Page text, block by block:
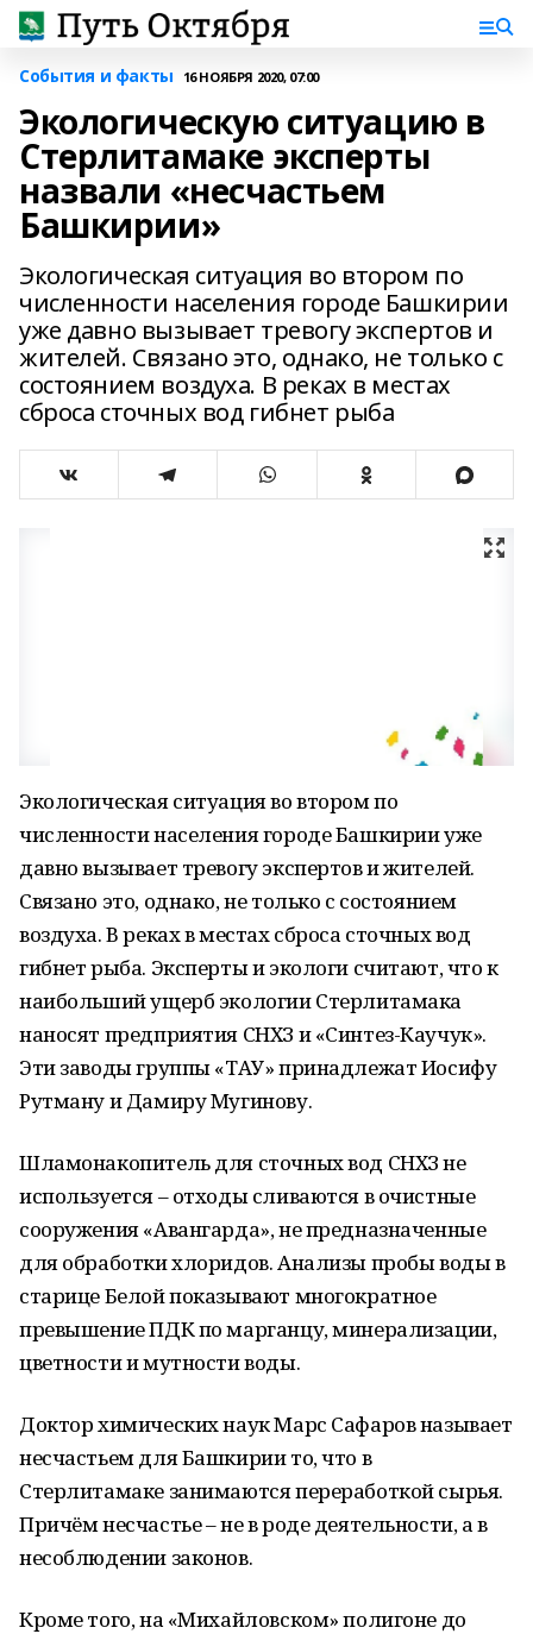
События и факты 16 НОЯБРЯ 2020, 07:00
Экологическую ситуацию в
Стерлитамаке эксперты
назвали «несчастьем
Башкирии»
Экологическая ситуация во втором по
численности населения городе Башкирии
уже давно вызывает тревогу экспертов и
жителей. Связано это, однако, не только с
состоянием воздуха. В реках в местах
сброса сточных вод гибнет рыба
Экологическая ситуация во втором по
численности населения городе Башкирии уже
давно вызывает тревогу экспертов и жителей.
Связано это, однако, не только с состоянием
воздуха. В реках в местах сброса сточных вод
гибнет рыба. Эксперты и экологи считают, что к
наибольший ущерб экологии Стерлитамака
наносят предприятия СНХЗ и «Синтез-Каучук».
Эти заводы группы «ТАУ» принадлежат Иосифу
Рутману и Дамиру Мугинову.
Шламонакопитель для сточных вод СНХЗ не
используется – отходы сливаются в очистные
сооружения «Авангарда», не предназначенные
для обработки хлоридов. Анализы пробы воды в
старице Белой показывают многократное
превышение ПДК по марганцу, минерализации,
цветности и мутности воды.
Доктор химических наук Марс Сафаров называет
несчастьем для Башкирии то, что в
Стерлитамаке занимаются переработкой сырья.
Причём несчастье – не в роде деятельности, а в
несоблюдении законов.
Кроме того, на «Михайловском» полигоне до